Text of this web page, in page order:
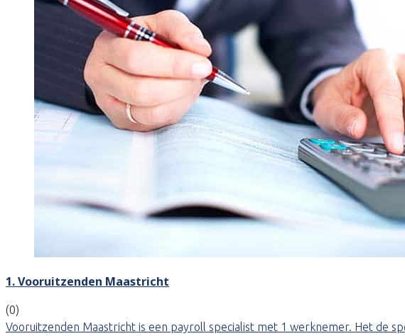
1. Vooruitzenden Maastricht
(0)
Vooruitzenden Maastricht is een payroll specialist met 1 werknemer. Het de